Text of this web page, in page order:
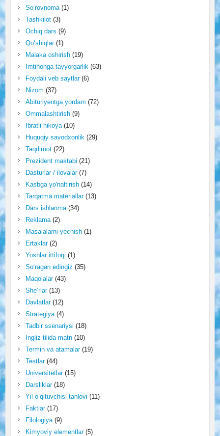
So‘rovnoma(1)
Tashkilot(3)
Ochiq dars (9)
Qo‘shiqlar(1)
Malaka oshirish(19)
Imtihonga tayyorgarlik(63)
Foydali veb saytlar(6)
Nizom (37)
Abituriyentga yordam (72)
Ommalashtirish(9)
Ibratli hikoya(10)
Huquqiy savodxonlik(29)
Taqdimot(22)
Prezident maktabi (21)
Dasturlar / ilovalar(7)
Kasbga yo'naltirish(14)
Tarqatma materiallar(13)
Dars ishlanma(34)
Reklama(2)
Masalalarni yechish(1)
Ertaklar(2)
Yoshlar ittifoqi (1)
So‘ragan edingiz (35)
Maqolalar(43)
She’rlar(13)
Davlatlar(12)
Strategiya(4)
Tadbir ssenariysi (18)
Ingliz tilida matn(10)
Termin va atamalar(19)
Testlar(44)
Universitetlar(15)
Darsliklar(18)
Yil o‘qituvchisi tanlovi (11)
Faktlar(17)
Filologiya(9)
Kimyoviy elementlar(5)